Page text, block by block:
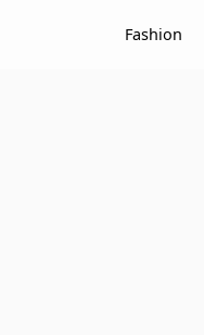
Fashion